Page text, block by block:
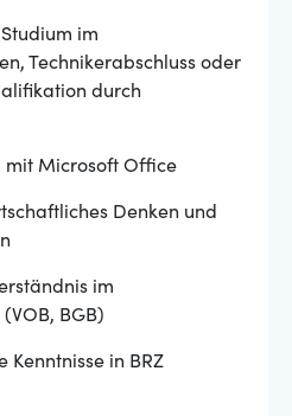
im
Technikerabschluss oder
durch
mit Microsoft Office
Denken und
im
BGB)
Kenntnisse in BRZ